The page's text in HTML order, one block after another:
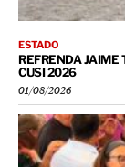
ESTADO
REFRENDA JAIME
CUSI 2026
01/08/2026